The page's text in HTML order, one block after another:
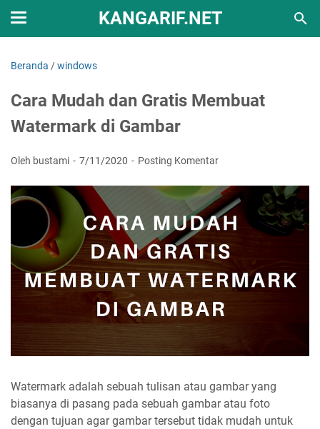
KANGARIF.NET
Beranda /windows
Cara Mudah dan Gratis Membuat
Watermark di Gambar
Oleh bustami 7/11/2020 Posting Komentar
Watermark adalah sebuah tulisan atau gambar yang
biasanya di pasang pada sebuah gambar atau foto
dengan tujuan agar gambar tersebut tidak mudah untuk